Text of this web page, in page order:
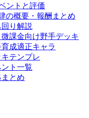
ントと評価
の概要・報酬まとめ
り解説
課金向け野手デッキ
成適正キャラ
テンプレ
ト一覧
とめ